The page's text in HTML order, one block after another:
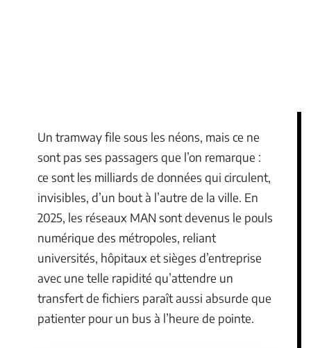
Un tramway file sous les néons, mais ce ne
sont pas ses passagers que l’on remarque :
ce sont les milliards de données qui circulent,
invisibles, d’un bout à l’autre de la ville. En
2025, les réseaux MAN sont devenus le pouls
numérique des métropoles, reliant
universités, hôpitaux et sièges d’entreprise
avec une telle rapidité qu’attendre un
transfert de fichiers paraît aussi absurde que
patienter pour un bus à l’heure de pointe.